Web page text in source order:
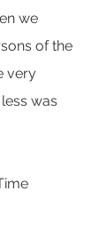
we
of the
very
was